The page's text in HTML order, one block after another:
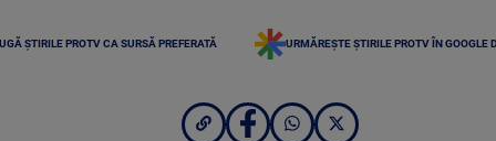
ȘTIRILE PROTV CA SURSĂ PREFERATĂ URMĂREȘTE ȘTIRILE PROTV ÎN GOOGLE